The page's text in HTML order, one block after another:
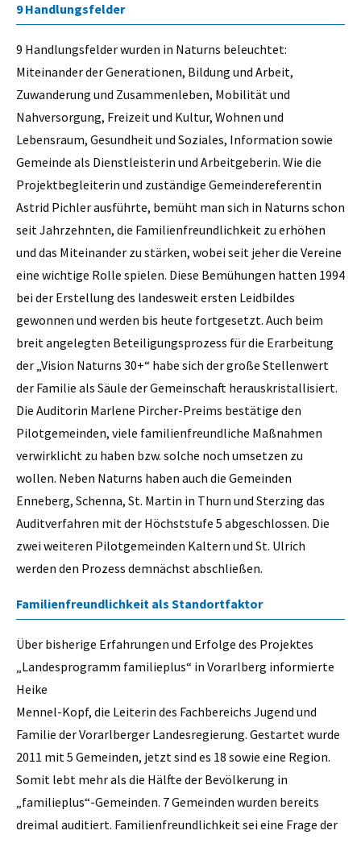
9 Handlungsfelder
9 Handlungsfelder wurden in Naturns beleuchtet:
Miteinander der Generationen, Bildung und Arbeit,
Zuwanderung und Zusammenleben, Mobilität und
Nahversorgung, Freizeit und Kultur, Wohnen und
Lebensraum, Gesundheit und Soziales, Information sowie
Gemeinde als Dienstleisterin und Arbeitgeberin. Wie die
Projektbegleiterin und zuständige Gemeindereferentin
Astrid Pichler ausführte, bemüht man sich in Naturns schon
seit Jahrzehnten, die Familienfreundlichkeit zu erhöhen
und das Miteinander zu stärken, wobei seit jeher die Vereine
eine wichtige Rolle spielen. Diese Bemühungen hatten 1994
bei der Erstellung des landesweit ersten Leidbildes
gewonnen und werden bis heute fortgesetzt. Auch beim
breit angelegten Beteiligungsprozess für die Erarbeitung
der „Vision Naturns 30+“ habe sich der große Stellenwert
der Familie als Säule der Gemeinschaft herauskristallisiert.
Die Auditorin Marlene Pircher-Preims bestätige den
Pilotgemeinden, viele familienfreundliche Maßnahmen
verwirklicht zu haben bzw. solche noch umsetzen zu
wollen. Neben Naturns haben auch die Gemeinden
Enneberg, Schenna, St. Martin in Thurn und Sterzing das
Auditverfahren mit der Höchststufe 5 abgeschlossen. Die
zwei weiteren Pilotgemeinden Kaltern und St. Ulrich
werden den Prozess demnächst abschließen.
Familienfreundlichkeit als Standortfaktor
Über bisherige Erfahrungen und Erfolge des Projektes
„Landesprogramm familieplus“ in Vorarlberg informierte
Heike
Mennel-Kopf, die Leiterin des Fachbereichs Jugend und
Familie der Vorarlberger Landesregierung. Gestartet wurde
2011 mit 5 Gemeinden, jetzt sind es 18 sowie eine Region.
Somit lebt mehr als die Hälfte der Bevölkerung in
„familieplus“-Gemeinden. 7 Gemeinden wurden bereits
dreimal auditiert. Familienfreundlichkeit sei eine Frage der